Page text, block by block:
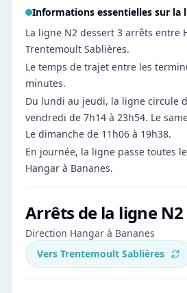
Informations essentielles sur la
La ligne N2 dessert 3 arrêts entre
Trentemoult Sablières.
Le temps de trajet entre les
minutes.
Du lundi au jeudi, la ligne circule
vendredi de 7h14 à 23h54. Le
Le dimanche de 11h06 à 19h38.
En journée, la ligne passe toutes
Hangar à Bananes.
Arrêts de la ligne N2
Direction Hangar à Bananes
Vers Trentemoult Sablières